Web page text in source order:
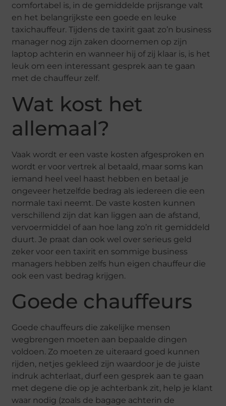
comfortabel is, in de gemiddelde prijsrange valt
en het belangrijkste een goede en leuke
taxichauffeur. Tijdens de taxirit gaat zo’n business
manager nog zijn zaken doornemen op zijn
laptop achterin en wanneer hij of zij klaar is, is het
leuk om een interessant gesprek aan te gaan
met de chauffeur zelf.
Wat kost het
allemaal?
Vaak wordt er een vaste kosten afgesproken en
wordt er voor vertrek al betaald, maar soms kan
iemand heel veel haast hebben en betaal je
ongeveer hetzelfde bedrag als iedereen die een
normale taxi neemt. De vaste kosten kunnen
verschillend zijn dat kan liggen aan de afstand,
vervoermiddel of aan hoe lang zo’n rit gemiddeld
duurt. Je praat dan ook wel over serieus geld
zeker voor een taxirit en sommige business
managers hebben zelfs hun eigen chauffeur die
ook een vast bedrag krijgen.
Goede chauffeurs
Goede chauffeurs die zakelijke mensen
wegbrengen moeten aan bepaalde dingen
voldoen. Zo moeten ze uiteraard goed kunnen
rijden, netjes gekleed zijn waardoor je de juiste
indruk achterlaat, durf een gesprek aan te gaan
met degene die op je achterbank zit, help je klant
waar nodig (zoals de bagage achterin de